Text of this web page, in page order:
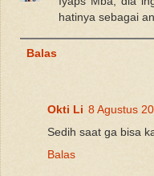
hatinya sebagai
Balas
Okti Li 8 Agustus
Sedih saat ga bisa
Balas